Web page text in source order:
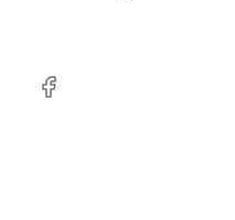
Facebook